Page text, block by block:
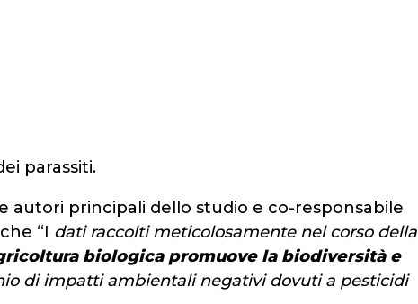
parassiti.
autori principali dello studio e co-responsabile
“I dati raccolti meticolosamente nel corso della
biologica promuove la biodiversità e
di impatti ambientali negativi dovuti a pesticidi